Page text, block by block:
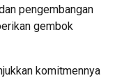
pengembangan
gembok
komitmennya